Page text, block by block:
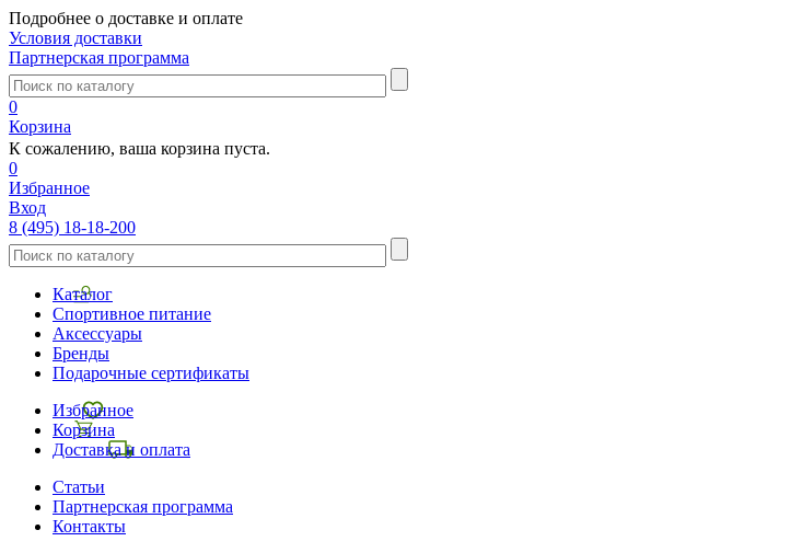
Подробнее о доставке и оплате
Условия доставки
Партнерская программа
0
Корзина
К сожалению, ваша корзина пуста.
0
Избранное
Вход
8 (495) 18-18-200
Каталог
Спортивное питание
Аксессуары
Бренды
Подарочные сертификаты
Избранное
Корзина
Доставка и оплата
Статьи
Партнерская программа
Контакты